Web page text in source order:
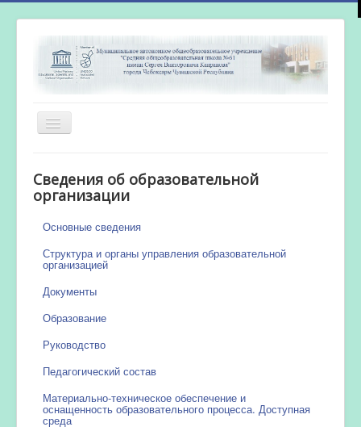
Включить/
выключить
Новости
Сведения об образовательной
организации
Основные сведения
Структура и органы управления образовательной
организацией
Документы
Образование
Руководство
Педагогический состав
Материально-техническое обеспечение и
оснащенность образовательного процесса. Доступная
среда